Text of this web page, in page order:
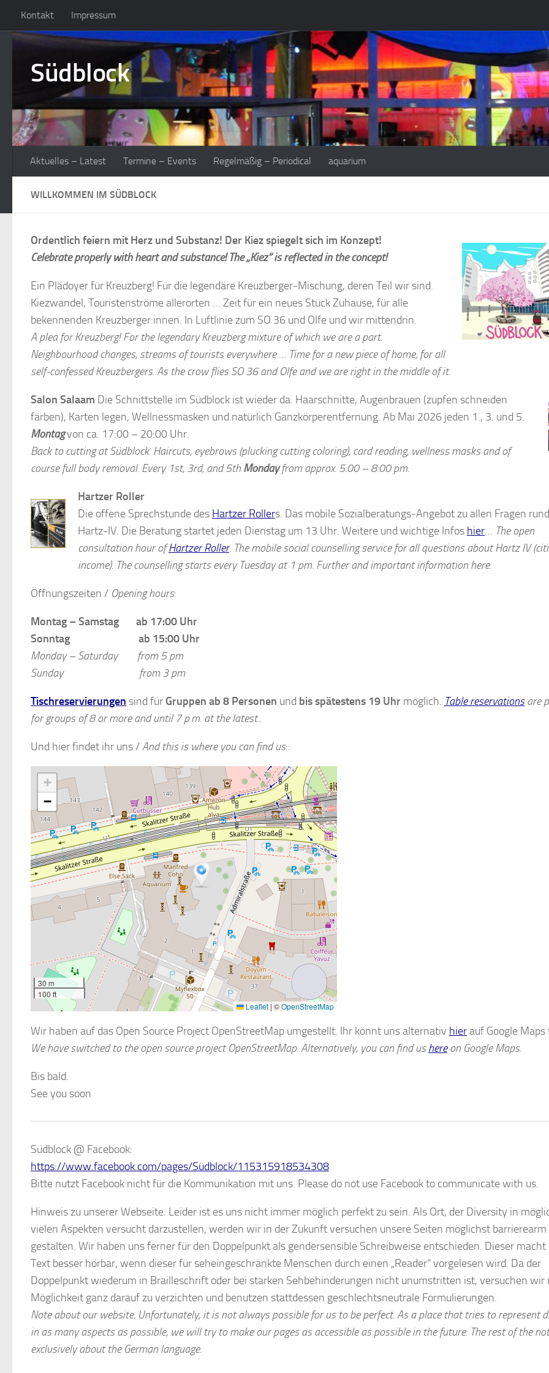
Zum Inhalt springen
Kontakt Impressum
Südblock
Aktuelles – Latest Termine – Events Regelmäßig – Periodical aquarium
WILLKOMMEN IM SÜDBLOCK
Ordentlich feiern mit Herz und Substanz! Der Kiez spiegelt sich im Konzept!
Celebrate properly with heart and substance! The „Kiez“ is reflected in the concept!
Ein Plädoyer für Kreuzberg! Für die legendäre Kreuzberger-Mischung, deren Teil wir sind.
Kiezwandel, Touristenströme allerorten … Zeit für ein neues Stück Zuhause, für alle
bekennenden Kreuzberger:innen. In Luftlinie zum SO 36 und Olfe und wir mittendrin.
A plea for Kreuzberg! For the legendary Kreuzberg mixture of which we are a part.
Neighbourhood changes, streams of tourists everywhere … Time for a new piece of home, for all
self-confessed Kreuzbergers. As the crow flies SO 36 and Olfe and we are right in the middle of it.
Salon Salaam Die Schnittstelle im Südblock ist wieder da. Haarschnitte, Augenbrauen (zupfen schneiden
färben), Karten legen, Wellnessmasken und natürlich Ganzkörperentfernung. Ab Mai 2026 jeden 1., 3. und 5.
Montagvon ca. 17:00 – 20:00 Uhr.
Back to cutting at Südblock. Haircuts, eyebrows (plucking cutting coloring), card reading, wellness masks and of
course full body removal. Every 1st, 3rd, and 5th Mondayfrom approx. 5:00 – 8:00 pm.
Hartzer Roller
Die offene Sprechstunde des Hartzer Rollers. Das mobile Sozialberatungs-Angebot zu allen Fragen
Hartz-IV. Die Beratung startet jeden Dienstag um 13 Uhr. Weitere und wichtige Infos hier… The open
consultation hour ofHartzer Roller. The mobile social counselling service for all questions about Hartz IV
income). The counselling starts every Tuesday at 1 pm. Further and important information here.
Öffnungszeiten / Opening hours:
Montag – Samstag ab 17:00 Uhr
Sonntag ab 15:00 Uhr
Monday – Saturday from 5 pm
Sunday from 3 pm
Tischreservierungen sind für Gruppen ab 8 Personen und bis spätestens 19 Uhr möglich. Table reservationsare
for groups of 8 or more and until 7 p.m. at the latest..
Und hier findet ihr uns /And this is where you can find us::
+
−
30 m
100 ft
Leaflet | ©OpenStreetMap
Wir haben auf das Open Source Project OpenStreetMap umgestellt. Ihr könnt uns alternativ hierauf Google Maps
We have switched to the open source project OpenStreetMap. Alternatively, you can find ushereon Google Maps.
Bis bald.
See you soon
Südblock @ Facebook:
https://www.facebook.com/pages/Südblock/115315918534308
Bitte nutzt Facebook nicht für die Kommunikation mit uns. Please do not use Facebook to communicate with us.
Hinweis zu unserer Webseite. Leider ist es uns nicht immer möglich perfekt zu sein. Als Ort, der Diversity in
vielen Aspekten versucht darzustellen, werden wir in der Zukunft versuchen unsere Seiten möglichst barrierearm
gestalten. Wir haben uns ferner für den Doppelpunkt als gendersensible Schreibweise entschieden. Dieser macht
Text besser hörbar, wenn dieser für seheingeschränkte Menschen durch einen „Reader“ vorgelesen wird. Da der
Doppelpunkt wiederum in Brailleschrift oder bei starken Sehbehinderungen nicht unumstritten ist, versuchen wir
Möglichkeit ganz darauf zu verzichten und benutzen stattdessen geschlechtsneutrale Formulierungen.
Note about our website. Unfortunately, it is not always possible for us to be perfect. As a place that tries to represent
in as many aspects as possible, we will try to make our pages as accessible as possible in the future. The rest of the
exclusively about the German language.